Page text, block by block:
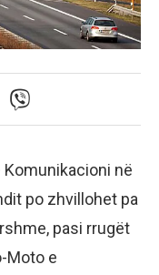
Komunikacioni në
po zhvillohet pa
pasi rrugët
Moto e